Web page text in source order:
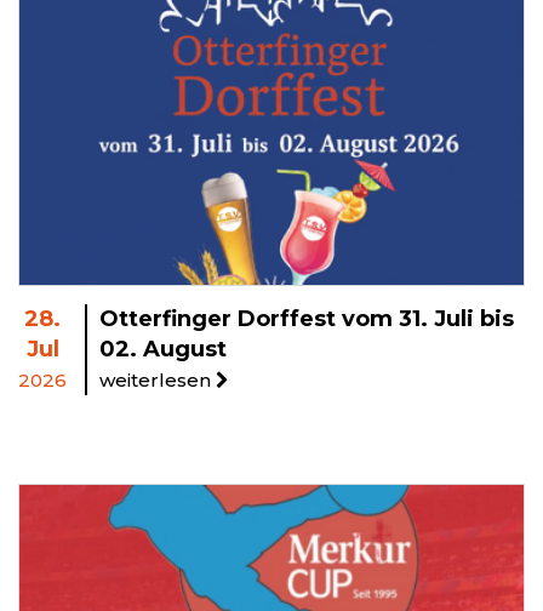
28.
Jul
2026
Otterfinger Dorffest vom 31. Juli bis
02. August
weiterlesen